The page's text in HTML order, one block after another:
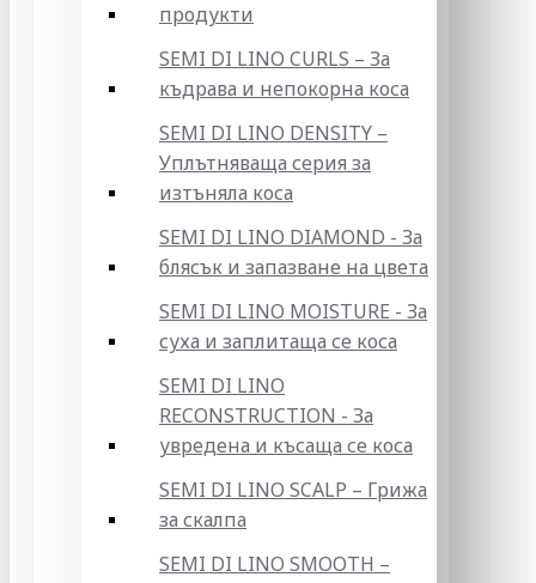
продукти
SEMI DI LINO CURLS – За
къдрава и непокорна коса
SEMI DI LINO DENSITY –
Уплътняваща серия за
изтъняла коса
SEMI DI LINO DIAMOND - За
блясък и запазване на цвета
SEMI DI LINO MOISTURE - За
суха и заплитаща се коса
SEMI DI LINO
RECONSTRUCTION - За
увредена и късаща се коса
SEMI DI LINO SCALP – Грижа
за скалпа
SEMI DI LINO SMOOTH –